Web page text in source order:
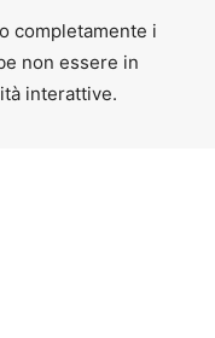
completamente i
non essere in
interattive.